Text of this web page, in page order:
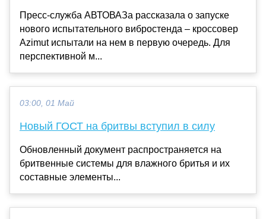
Пресс-служба АВТОВАЗа рассказала о запуске
нового испытательного вибростенда – кроссовер
Azimut испытали на нем в первую очередь. Для
перспективной м...
03:00, 01 Май
Новый ГОСТ на бритвы вступил в силу
Обновленный документ распространяется на
бритвенные системы для влажного бритья и их
составные элементы...